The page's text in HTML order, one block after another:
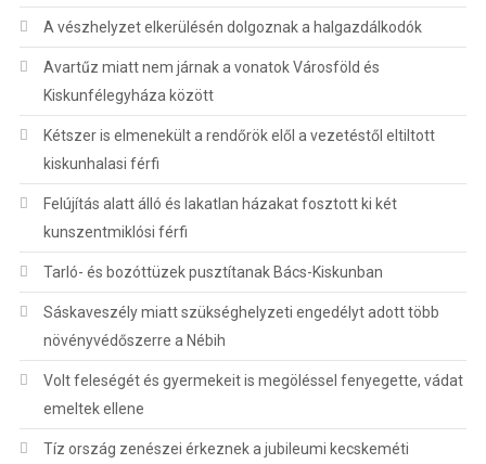
A vészhelyzet elkerülésén dolgoznak a halgazdálkodók
Avartűz miatt nem járnak a vonatok Városföld és
Kiskunfélegyháza között
Kétszer is elmenekült a rendőrök elől a vezetéstől eltiltott
kiskunhalasi férfi
Felújítás alatt álló és lakatlan házakat fosztott ki két
kunszentmiklósi férfi
Tarló- és bozóttüzek pusztítanak Bács-Kiskunban
Sáskaveszély miatt szükséghelyzeti engedélyt adott több
növényvédőszerre a Nébih
Volt feleségét és gyermekeit is megöléssel fenyegette, vádat
emeltek ellene
Tíz ország zenészei érkeznek a jubileumi kecskeméti